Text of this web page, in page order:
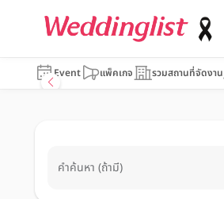
Event แพ็คเกจ รวมสถานที่จัดงาน
คำค้นหา (ถ้ามี)